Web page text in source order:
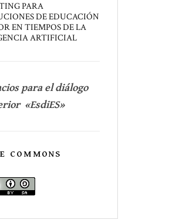
PARA
DE EDUCACIÓN
EN TIEMPOS DE LA
ARTIFICIAL
para el diálogo
«EsdiES»
COMMONS